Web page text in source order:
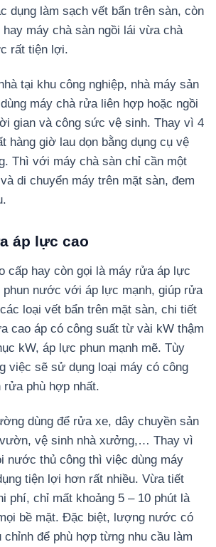
dụng làm sạch vết bẩn trên sàn, còn
máy chà sàn ngồi lái vừa chà
rất tiện lợi.
tại khu công nghiệp, nhà máy sản
máy chà rửa liên hợp hoặc ngồi
gian và công sức vệ sinh. Thay vì 4
hàng giờ lau dọn bằng dụng cụ vệ
Thì với máy chà sàn chỉ cần một
di chuyển máy trên mặt sàn, đem
áp lực cao
cấp hay còn gọi là máy rửa áp lực
phun nước với áp lực mạnh, giúp rửa
loại vết bẩn trên mặt sàn, chi tiết
cao áp có công suất từ vài kW thậm
kW, áp lực phun mạnh mẽ. Tùy
việc sẽ sử dụng loại máy có công
phù hợp nhất.
dùng để rửa xe, dây chuyền sản
vệ sinh nhà xưởng,… Thay vì
nước thủ công thì việc dùng máy
tiện lợi hơn rất nhiều. Vừa tiết
phí, chỉ mất khoảng 5 – 10 phút là
bề mặt. Đặc biệt, lượng nước có
chỉnh để phù hợp từng nhu cầu làm